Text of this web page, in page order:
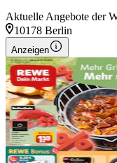
Aktuelle Angebote der
10178 Berlin
Anzeigen